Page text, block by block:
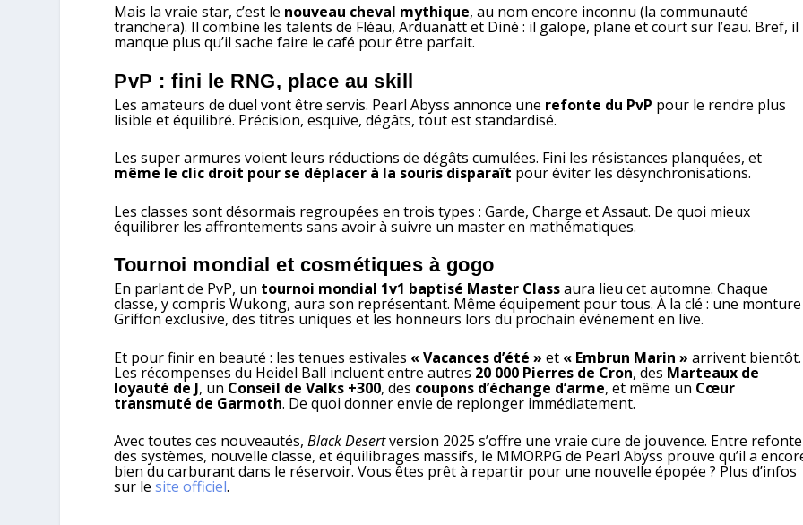
Mais la vraie star, c’est le nouveau cheval mythique, au nom encore inconnu (la communauté
tranchera). Il combine les talents de Fléau, Arduanatt et Diné : il galope, plane et court sur l’eau. Bref, il
manque plus qu’il sache faire le café pour être parfait.
PvP : fini le RNG, place au skill
Les amateurs de duel vont être servis. Pearl Abyss annonce une refonte du PvP pour le rendre plus
lisible et équilibré. Précision, esquive, dégâts, tout est standardisé.
Les super armures voient leurs réductions de dégâts cumulées. Fini les résistances planquées, et
même le clic droit pour se déplacer à la souris disparaît pour éviter les désynchronisations.
Les classes sont désormais regroupées en trois types : Garde, Charge et Assaut. De quoi mieux
équilibrer les affrontements sans avoir à suivre un master en mathématiques.
Tournoi mondial et cosmétiques à gogo
En parlant de PvP, un tournoi mondial 1v1 baptisé Master Classaura lieu cet automne. Chaque
classe, y compris Wukong, aura son représentant. Même équipement pour tous. À la clé : une monture
Griffon exclusive, des titres uniques et les honneurs lors du prochain événement en live.
Et pour finir en beauté : les tenues estivales « Vacances d’été » et « Embrun Marin » arrivent bientôt.
Les récompenses du Heidel Ball incluent entre autres 20 000 Pierres de Cron, des Marteaux de
loyauté de J, un Conseil de Valks +300, des coupons d’échange d’arme, et même un Cœur
transmuté de Garmoth. De quoi donner envie de replonger immédiatement.
Avec toutes ces nouveautés,Black Desertversion 2025 s’offre une vraie cure de jouvence. Entre refonte
des systèmes, nouvelle classe, et équilibrages massifs, le MMORPG de Pearl Abyss prouve qu’il a
bien du carburant dans le réservoir. Vous êtes prêt à repartir pour une nouvelle épopée ? Plus d’infos
sur lesite officiel.